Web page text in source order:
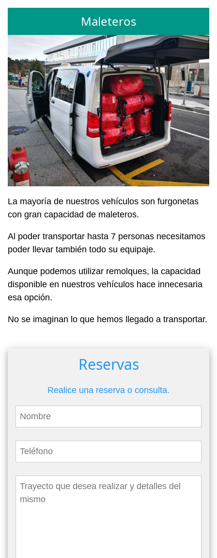
Maleteros
La mayoría de nuestros vehículos son furgonetas
con gran capacidad de maleteros.
Al poder transportar hasta 7 personas necesitamos
poder llevar también todo su equipaje.
Aunque podemos utilizar remolques, la capacidad
disponible en nuestros vehículos hace innecesaria
esa opción.
No se imaginan lo que hemos llegado a transportar.
Reservas
Realice una reserva o consulta.